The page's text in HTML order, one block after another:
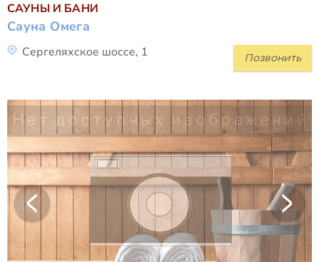
САУНЫ И БАНИ
Сауна Омега
Позвонить
Сергеляхское шоссе, 1